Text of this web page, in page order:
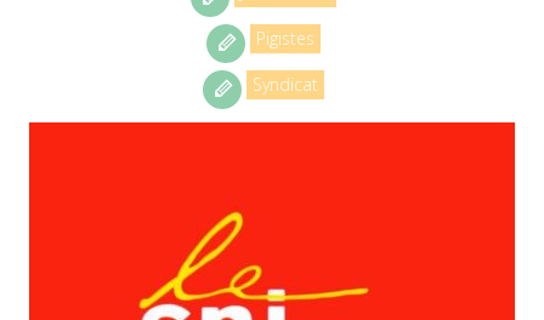
Pigistes
Syndicat